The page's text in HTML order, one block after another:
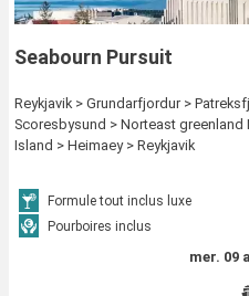
Seabourn Pursuit
Reykjavik > Grundarfjordur >
Scoresbysund > Norteast greenland
Island > Heimaey > Reykjavik
Formule tout inclus luxe
Pourboires inclus
mer. 09